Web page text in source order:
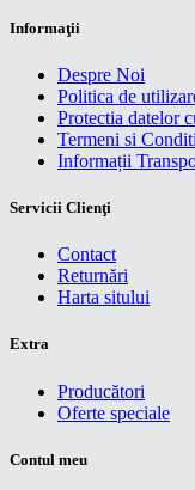
Informaţii
Despre Noi
Politica de
Protectia datelor
Termeni si
Informații
Servicii Clienţi
Contact
Returnări
Harta sitului
Extra
Producători
Oferte speciale
Contul meu